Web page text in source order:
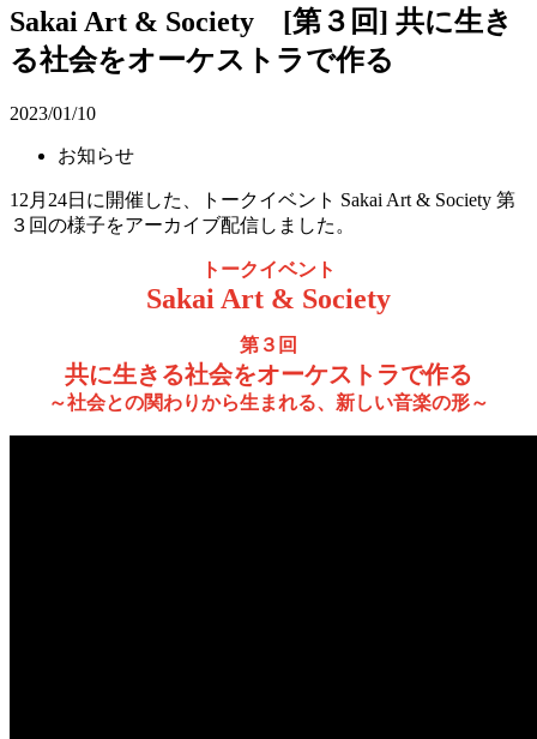
Sakai Art & Society [第３回] 共に生き
る社会をオーケストラで作る
2023/01/10
お知らせ
12月24日に開催した、トークイベント Sakai Art & Society 第
３回の様子をアーカイブ配信しました。
トークイベント
Sakai Art & Society
第３回
共に生きる社会をオーケストラで作る
～社会との関わりから生まれる、新しい音楽の形～